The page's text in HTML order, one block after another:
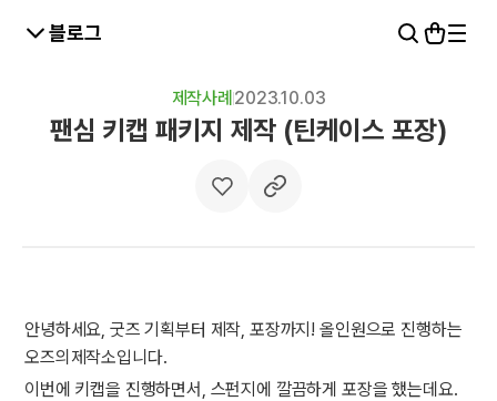
블로그
제작사례 2023.10.03
팬심 키캡 패키지 제작 (틴케이스 포장)
안녕하세요, 굿즈 기획부터 제작, 포장까지! 올인원으로 진행하는
오즈의제작소입니다.
이번에 키캡을 진행하면서, 스펀지에 깔끔하게 포장을 했는데요.